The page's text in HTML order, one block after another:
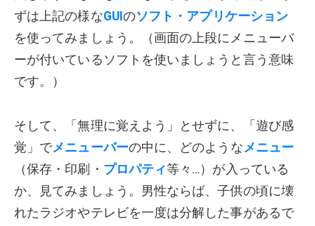
ずは上記の様なGUI のソフト・アプリケーション
を使ってみましょう。（画面の上段にメニューバ
ーが付いているソフトを使いましょうと言う意味
です。）
そして、「無理に覚えよう」とせずに、「遊び感
覚」でメニューバーの中に、どのような メニュー
（保存・印刷・ プロパティ等々…）が入っている
か、見てみましょう。男性ならば、子供の頃に壊
れたラジオやテレビを一度は分解した事があるで